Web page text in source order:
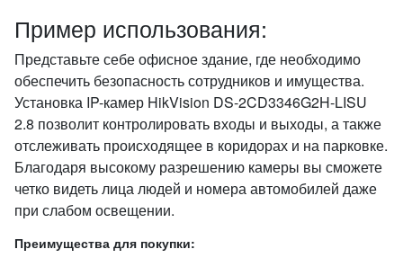
Пример использования:
Представьте себе офисное здание, где необходимо
обеспечить безопасность сотрудников и имущества.
Установка IP-камер HikVision DS-2CD3346G2H-LISU
2.8 позволит контролировать входы и выходы, а также
отслеживать происходящее в коридорах и на парковке.
Благодаря высокому разрешению камеры вы сможете
четко видеть лица людей и номера автомобилей даже
при слабом освещении.
Преимущества для покупки: